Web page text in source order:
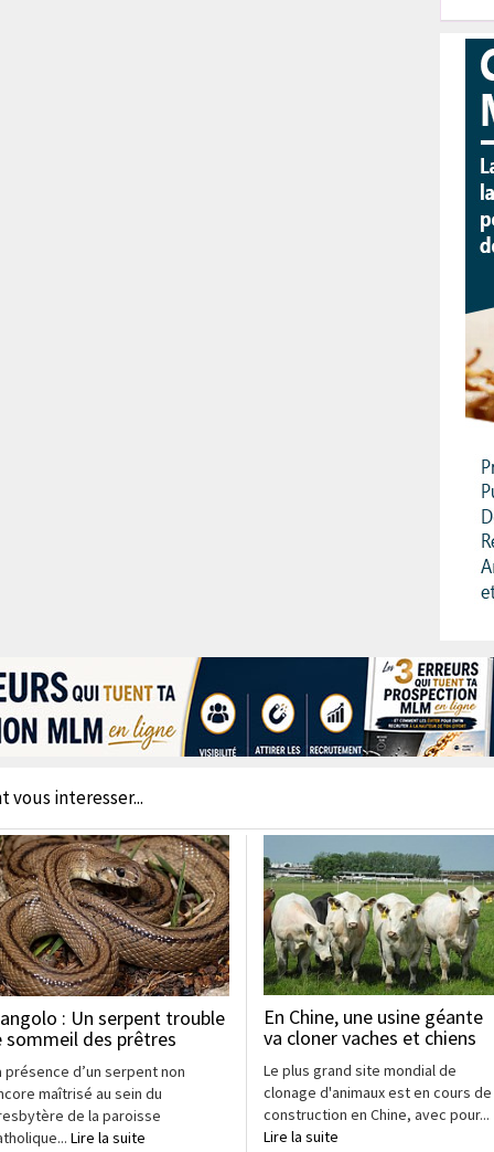
vous interesser...
: Un serpent trouble
sommeil des prêtres
présence d’un serpent non
maîtrisé au sein du
de la paroisse
Lire la suite
En Chine, une usine géante
va cloner vaches et chiens
Le plus grand site mondial de
clonage d'animaux est en cours de
construction en Chine, avec pour...
Lire la suite